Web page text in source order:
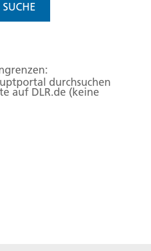
SUCHE
durchsuchen
auf DLR.de (keine